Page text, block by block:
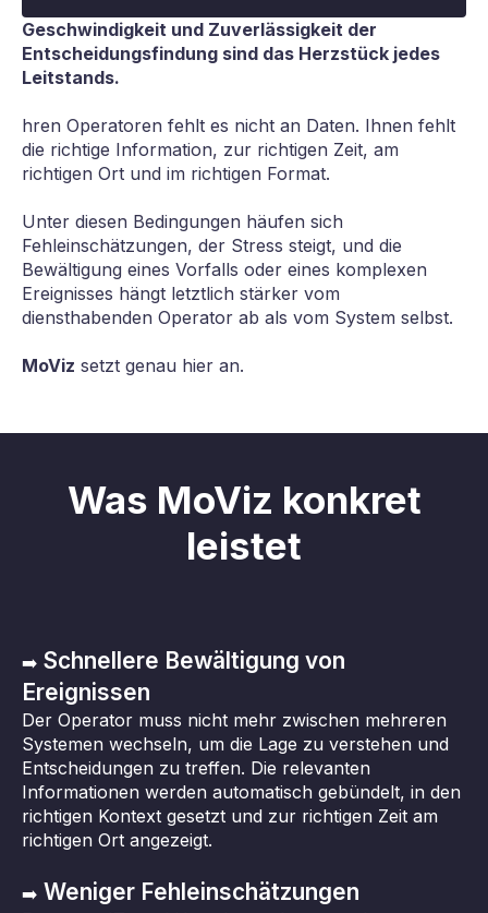
Geschwindigkeit und Zuverlässigkeit der
Entscheidungsfindung sind das Herzstück jedes
Leitstands.
hren Operatoren fehlt es nicht an Daten. Ihnen fehlt
die richtige Information, zur richtigen Zeit, am
richtigen Ort und im richtigen Format.
Unter diesen Bedingungen häufen sich
Fehleinschätzungen, der Stress steigt, und die
Bewältigung eines Vorfalls oder eines komplexen
Ereignisses hängt letztlich stärker vom
diensthabenden Operator ab als vom System selbst.
MoViz setzt genau hier an.
Was MoViz konkret
leistet
➡️ Schnellere Bewältigung von
Ereignissen
Der Operator muss nicht mehr zwischen mehreren
Systemen wechseln, um die Lage zu verstehen und
Entscheidungen zu treffen. Die relevanten
Informationen werden automatisch gebündelt, in den
richtigen Kontext gesetzt und zur richtigen Zeit am
richtigen Ort angezeigt.
➡️ Weniger Fehleinschätzungen